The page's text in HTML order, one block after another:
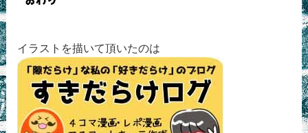
イラストを描いて頂いたのは